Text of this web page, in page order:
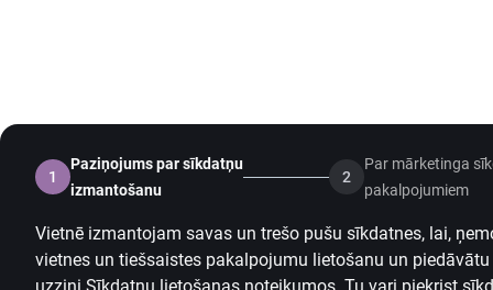
1
Paziņojums par sīkdatņu
izmantošanu
2
Par mārketinga
pakalpojumiem
Vietnē izmantojam savas un trešo pušu sīkdatnes, lai,
vietnes un tiešsaistes pakalpojumu lietošanu un